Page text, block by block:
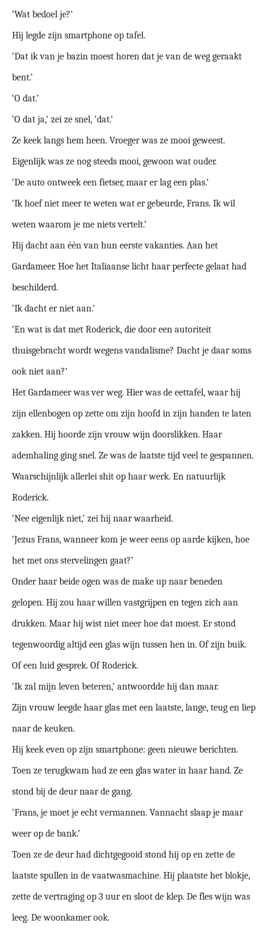
‘Wat bedoel je?’
Hij legde zijn smartphone op tafel.
‘Dat ik van je bazin moest horen dat je van de weg geraakt
bent.’
‘O dat.’
‘O dat ja,’ zei ze snel, ‘dat.’
Ze keek langs hem heen. Vroeger was ze mooi geweest.
Eigenlijk was ze nog steeds mooi, gewoon wat ouder.
‘De auto ontweek een fietser, maar er lag een plas.’
‘Ik hoef niet meer te weten wat er gebeurde, Frans. Ik wil
weten waarom je me niets vertelt.’
Hij dacht aan één van hun eerste vakanties. Aan het
Gardameer. Hoe het Italiaanse licht haar perfecte gelaat had
beschilderd.
‘Ik dacht er niet aan.’
‘En wat is dat met Roderick, die door een autoriteit
thuisgebracht wordt wegens vandalisme? Dacht je daar soms
ook niet aan?’
Het Gardameer was ver weg. Hier was de eettafel, waar hij
zijn ellenbogen op zette om zijn hoofd in zijn handen te laten
zakken. Hij hoorde zijn vrouw wijn doorslikken. Haar
ademhaling ging snel. Ze was de laatste tijd veel te gespannen.
Waarschijnlijk allerlei shit op haar werk. En natuurlijk
Roderick.
‘Nee eigenlijk niet,’ zei hij naar waarheid.
‘Jezus Frans, wanneer kom je weer eens op aarde kijken, hoe
het met ons stervelingen gaat?’
Onder haar beide ogen was de make up naar beneden
gelopen. Hij zou haar willen vastgrijpen en tegen zich aan
drukken. Maar hij wist niet meer hoe dat moest. Er stond
tegenwoordig altijd een glas wijn tussen hen in. Of zijn buik.
Of een luid gesprek. Of Roderick.
‘Ik zal mijn leven beteren,’ antwoordde hij dan maar.
Zijn vrouw leegde haar glas met een laatste, lange, teug en liep
naar de keuken.
Hij keek even op zijn smartphone: geen nieuwe berichten.
Toen ze terugkwam had ze een glas water in haar hand. Ze
stond bij de deur naar de gang.
‘Frans, je moet je echt vermannen. Vannacht slaap je maar
weer op de bank.’
Toen ze de deur had dichtgegooid stond hij op en zette de
laatste spullen in de vaatwasmachine. Hij plaatste het blokje,
zette de vertraging op 3 uur en sloot de klep. De fles wijn was
leeg. De woonkamer ook.